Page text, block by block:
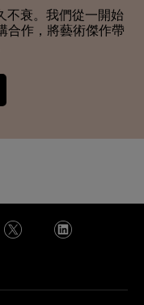
不衰。我們從一開始
合作，將藝術傑作帶